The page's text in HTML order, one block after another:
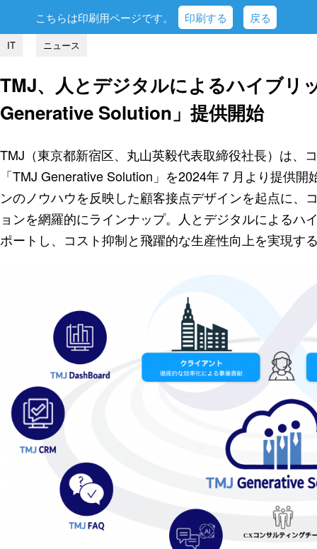
こちらは印刷用ページです。 印刷する 戻る
IT ニュース
TMJ、人とデジタルによるハイブリ
Generative Solution」提供開始
TMJ（東京都新宿区、丸山英毅代表取締役社長）は、
「TMJ Generative Solution」を2024年７月より提供
ンのノウハウを反映した顧客接点デザインを起点に、
ョンを網羅的にラインナップ。人とデジタルによるハ
ポートし、コスト抑制と飛躍的な生産性向上を実現す